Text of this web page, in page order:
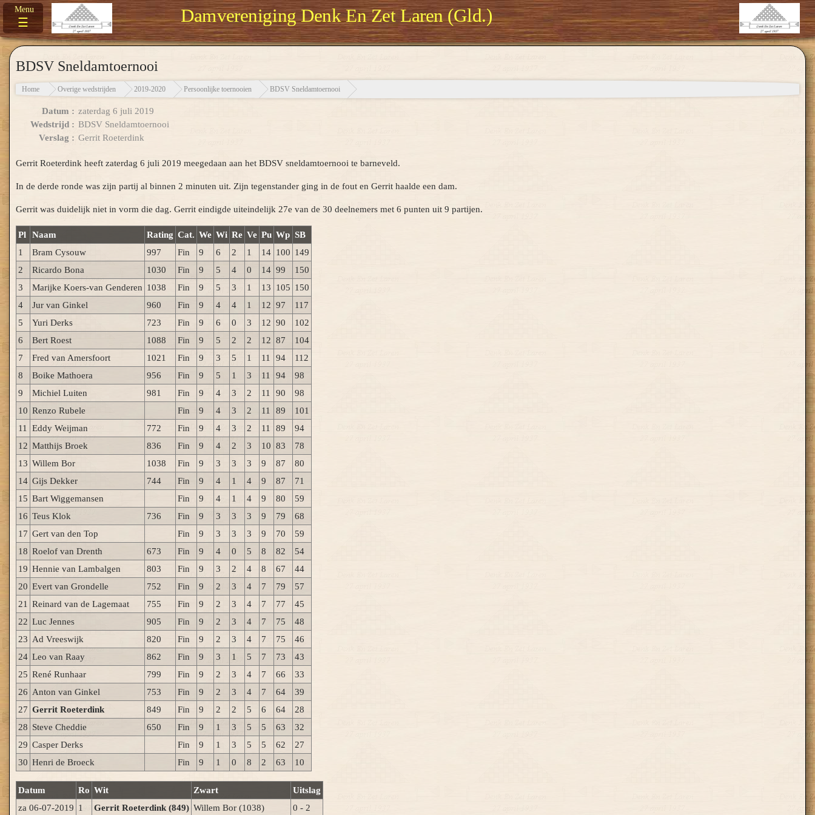
☰ Damvereniging Denk En Zet Laren (Gld.)
BDSV Sneldamtoernooi
Home Overige wedstrijden 2019-2020 Persoonlijke toernooien BDSV Sneldamtoernooi
Datum : zaterdag 6 juli 2019
Wedstrijd : BDSV Sneldamtoernooi
Verslag : Gerrit Roeterdink
Gerrit Roeterdink heeft zaterdag 6 juli 2019 meegedaan aan het BDSV sneldamtoernooi te barneveld.
In de derde ronde was zijn partij al binnen 2 minuten uit. Zijn tegenstander ging in de fout en Gerrit haalde een dam.
Gerrit was duidelijk niet in vorm die dag. Gerrit eindigde uiteindelijk 27e van de 30 deelnemers met 6 punten uit 9 partijen.
Pl Naam Rating Cat. We Wi Re Ve Pu Wp SB
1
Bram Cysouw 997 Fin 9 6 2 1 14 100 149
2
Ricardo Bona 1030 Fin 9 5 4 0 14 99
150
3
Marijke Koers-van Genderen 1038 Fin 9 5 3 1 13 105 150
4
Jur van Ginkel 960 Fin 9 4 4 1 12 97
117
5
Yuri Derks 723 Fin 9 6 0 3 12 90
102
6
Bert Roest 1088 Fin 9 5 2 2 12 87
104
7
Fred van Amersfoort 1021 Fin 9 3 5 1 11 94
112
8
Boike Mathoera 956 Fin 9 5 1 3 11 94
98
9
Michiel Luiten 981 Fin 9 4 3 2 11 90
98
10 Renzo Rubele Fin 9 4 3 2 11 89
101
11
Eddy Weijman 772 Fin 9 4 3 2 11 89
94
12 Matthijs Broek 836 Fin 9 4 2 3 10 83
78
13 Willem Bor 1038 Fin 9 3 3 3 9 87
80
14 Gijs Dekker 744 Fin 9 4 1 4 9 87
71
15 Bart Wiggemansen Fin 9 4 1 4 9 80
59
16 Teus Klok 736 Fin 9 3 3 3 9 79
68
17 Gert van den Top Fin 9 3 3 3 9 70
59
18 Roelof van Drenth 673 Fin 9 4 0 5 8 82
54
19 Hennie van Lambalgen 803 Fin 9 3 2 4 8 67
44
20 Evert van Grondelle 752 Fin 9 2 3 4 7 79
57
21
Reinard van de Lagemaat 755 Fin 9 2 3 4 7 77
45
22 Luc Jennes 905 Fin 9 2 3 4 7 75
48
23 Ad Vreeswijk 820 Fin 9 2 3 4 7 75
46
24 Leo van Raay 862 Fin 9 3 1 5 7 73
43
25 René Runhaar 799 Fin 9 2 3 4 7 66
33
26 Anton van Ginkel 753 Fin 9 2 3 4 7 64
39
27 Gerrit Roeterdink 849 Fin 9 2 2 5 6 64
28
28 Steve Cheddie 650 Fin 9 1 3 5 5 63
32
29 Casper Derks Fin 9 1 3 5 5 62
27
30 Henri de Broeck Fin 9 1 0 8 2 63 10
Datum Ro Wit Zwart
Uitslag
za 06-07-2019 1 Gerrit Roeterdink (849) Willem Bor (1038) 0 - 2